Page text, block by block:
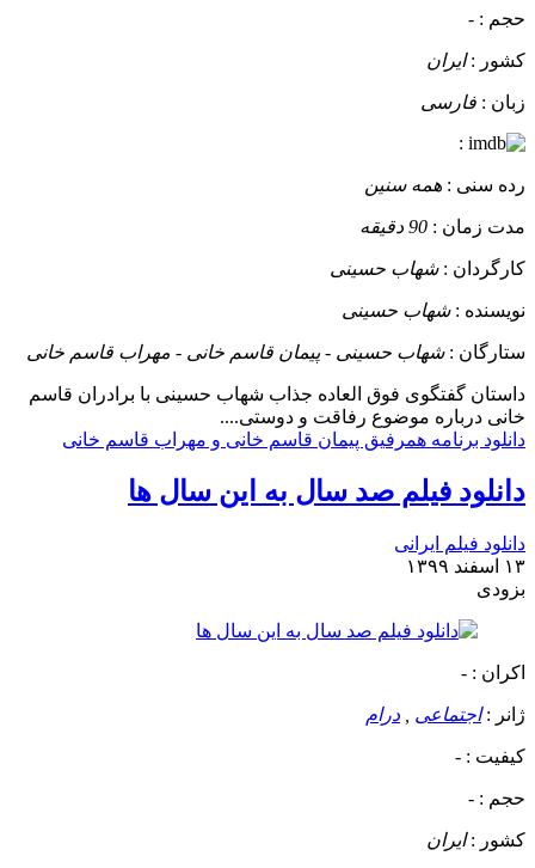
حجم : -
کشور :ایران
زبان : فارسی
:
رده سنی : همه سنین
مدت زمان : 90 دقیقه
کارگردان :شهاب حسینی
نویسنده :شهاب حسینی
ستارگان :شهاب حسینی - پیمان قاسم خانی - مهراب قاسم خانی
داستان گفتگوی فوق العاده جذاب شهاب حسینی با برادران قاسم
خانی درباره موضوع رفاقت و دوستی....
دانلود برنامه همرفیق پیمان قاسم خانی و مهراب قاسم خانی
دانلود فیلم صد سال به این سال ها
دانلود فیلم ایرانی
۱۳ اسفند ۱۳۹۹
بزودی
اکران : -
ژانر :اجتماعی درام
کیفیت : -
حجم : -
کشور :ایران